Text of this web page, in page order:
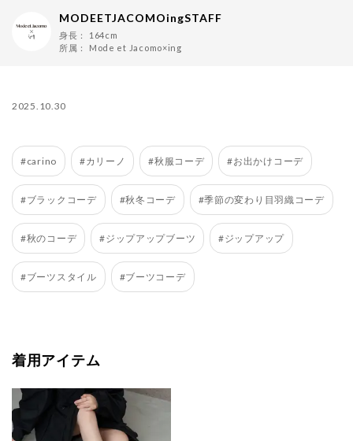
MODEETJACOMOingSTAFF
身長：
164cm
所属： Mode et Jacomo×ing
2025.10.30
#carino #カリーノ #秋服コーデ #お出かけコーデ
#ブラックコーデ #秋冬コーデ #季節の変わり目羽織コーデ
#秋のコーデ #ジップアップブーツ #ジップアップ
#ブーツスタイル #ブーツコーデ
着用アイテム